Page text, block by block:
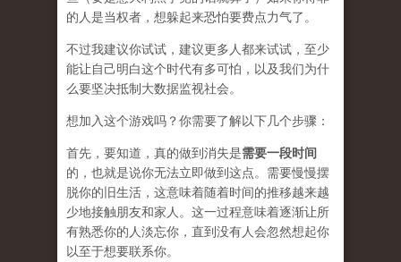
的人是当权者，想躲起来恐怕要费点力气了。
不过我建议你试试，建议更多人都来试试，至少
能让自己明白这个时代有多可怕，以及我们为什
么要坚决抵制大数据监视社会。
想加入这个游戏吗？你需要了解以下几个步骤：
首先，要知道，真的做到消失是需要一段时间
的，也就是说你无法立即做到这点。需要慢慢摆
脱你的旧生活，这意味着随着时间的推移越来越
少地接触朋友和家人。这一过程意味着逐渐让所
有熟悉你的人淡忘你，直到没有人会忽然想起你
以至于想要联系你。